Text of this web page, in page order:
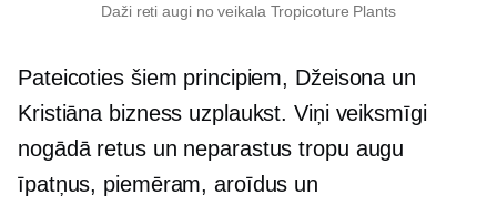
Daži reti augi no veikala Tropicoture Plants
Pateicoties šiem principiem, Džeisona un
Kristiāna bizness uzplaukst. Viņi veiksmīgi
nogādā retus un neparastus tropu augu
īpatņus, piemēram, aroīdus un